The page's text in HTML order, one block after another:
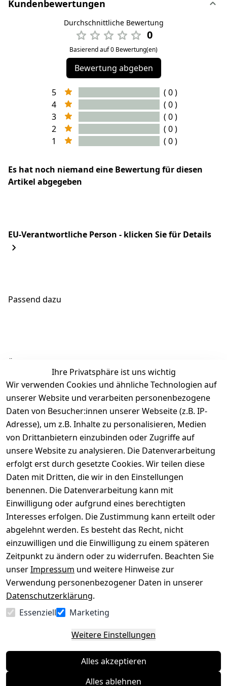
Kundenbewertungen
Durchschnittliche Bewertung
0
Basierend auf 0 Bewertung(en)
Bewertung abgeben
5
( 0 )
4
( 0 )
3
( 0 )
2
( 0 )
1
( 0 )
Es hat noch niemand eine Bewertung für diesen
Artikel abgegeben
EU-Verantwortliche Person - klicken Sie für Details
Passend dazu
Ähnliche Produkte
Ihre Privatsphäre ist uns wichtig
Wir verwenden Cookies und ähnliche Technologien auf
unserer Website und verarbeiten personenbezogene
Daten von Besucher:innen unserer Webseite (z.B. IP-
Adresse), um z.B. Inhalte zu personalisieren, Medien
von Drittanbietern einzubinden oder Zugriffe auf
unsere Website zu analysieren. Die Datenverarbeitung
erfolgt erst durch gesetzte Cookies. Wir teilen diese
Daten mit Dritten, die wir in den Einstellungen
benennen. Die Datenverarbeitung kann mit
Einwilligung oder aufgrund eines berechtigten
Interesses erfolgen. Die Zustimmung kann erteilt oder
abgelehnt werden. Es besteht das Recht, nicht
einzuwilligen und die Einwilligung zu einem späteren
Zeitpunkt zu ändern oder zu widerrufen. Beachten Sie
unserImpressum und weitere Hinweise zur
Verwendung personenbezogener Daten in unserer
Datenschutzerklärung.
Essenziell
Marketing
Weitere Einstellungen
Alles akzeptieren
Alles ablehnen
Rechtliches
AGB
Impressum
Datenschutze
rklärung
Barrierefreihe
itserklärung
Widerrufsrec
ht
Über uns
Kontakt
Registrieren
Kataloge zum
Download
Pflege &
Kundendienst
Kiefermöbel
Hilfe
Wir
versenden
mit
Zahle
bequem per
Vertrag
widerrufen